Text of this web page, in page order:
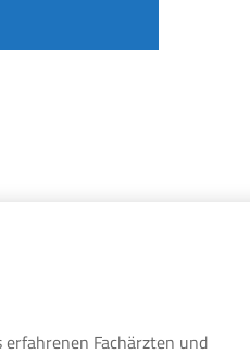
erfahrenen Fachärzten und